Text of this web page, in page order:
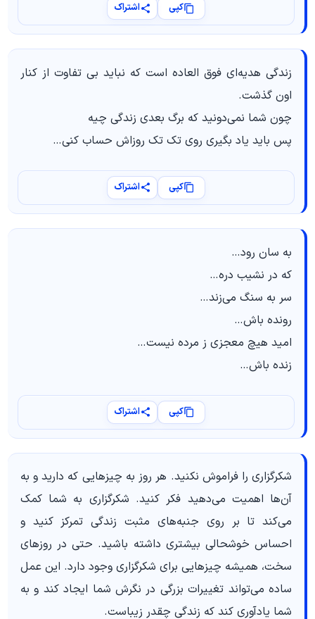
کپی اشتراک
زندگی هدیه‌ای فوق العاده است که نباید بی تفاوت از کنار
اون گذشت.
چون شما نمی‌دونید که برگ بعدی زندگی چیه
پس باید یاد بگیری روی تک تک روزاش حساب کنی…
کپی اشتراک
به سان رود…
که در نشیب دره…
سر به سنگ می‌زند…
رونده باش…
امید هیچ معجزی ز مرده نیست…
زنده باش…
کپی اشتراک
شکرگزاری را فراموش نکنید. هر روز به چیزهایی که دارید و به
آن‌ها اهمیت می‌دهید فکر کنید. شکرگزاری به شما کمک
می‌کند تا بر روی جنبه‌های مثبت زندگی تمرکز کنید و
احساس خوشحالی بیشتری داشته باشید. حتی در روزهای
سخت، همیشه چیزهایی برای شکرگزاری وجود دارد. این عمل
ساده می‌تواند تغییرات بزرگی در نگرش شما ایجاد کند و به
شما یادآوری کند که زندگی چقدر زیباست.